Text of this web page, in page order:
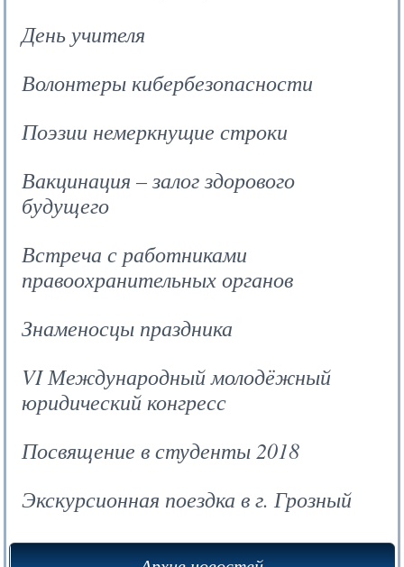
День учителя
Волонтеры кибербезопасности
Поэзии немеркнущие строки
Вакцинация – залог здорового
будущего
Встреча с работниками
правоохранительных органов
Знаменосцы праздника
VI Международный молодёжный
юридический конгресс
Посвящение в студенты 2018
Экскурсионная поездка в г. Грозный